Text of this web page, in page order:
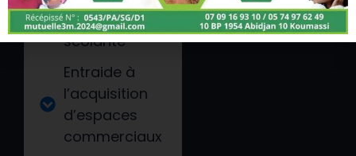
Entraide à la
scolarité
Entraide à
l’acquisition
d’espaces
commerciaux